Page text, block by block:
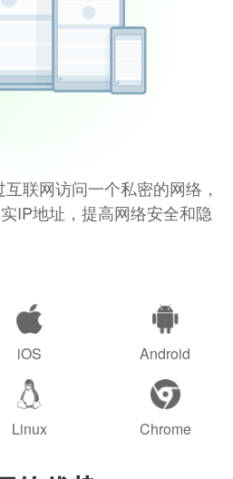
联网访问一个私密的网络，
IP地址，提高网络安全和隐
iOS Android
Linux Chrome